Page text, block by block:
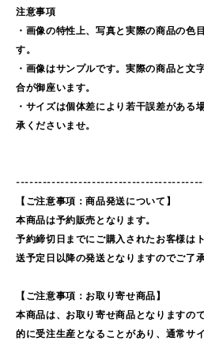
注意事項
・画像の特性上、写真と実際の商品の色
す。
・画像はサンプルです。実際の商品と文
合が御座います。
・サイズは個体差により若干誤差がある
承くださいませ。
【ご注意事項：商品発送について】
本商品は予約販売となります。
予約締切日までにご購入されたお客様は
送予定日以降の発送となりますのでご了
【ご注意事項：お取り寄せ商品】
本商品は、お取り寄せ商品となりますの
的に受注生産となることがあり、通常サ